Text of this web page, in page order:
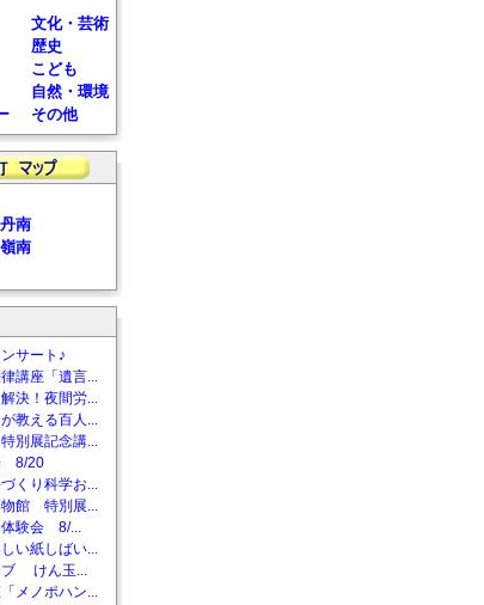
文化・芸術
歴史
こども
自然・環境
その他
丹南
嶺南
サート♪
講座「遺言...
決！夜間労...
教える百人...
特別展記念講...
8/20
くり科学お...
物館 特別展...
体験会 8/...
い紙しばい...
ブ けん玉...
メノポハン...